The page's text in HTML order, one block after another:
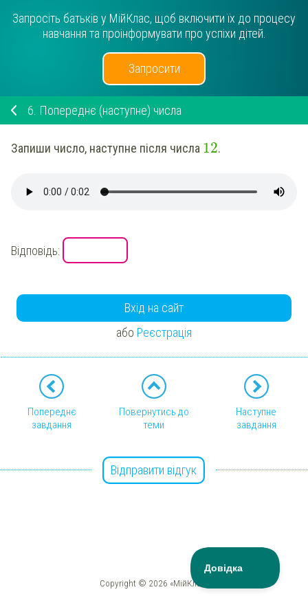
Запросіть батьків у МійКлас, щоб включити їх до процесу
навчання та проінформувати про успіхи дітей.
Запросити
6. Попереднє (наступне) числа
Запиши число, наступне після числа 12.
Відповідь:
Вхід на сайт
або Реєстрація
Попереднє
завдання
Повернутись до
теми
Наступне
завдання
Відправити відгук
Copyright © 2026 «МійКлас»